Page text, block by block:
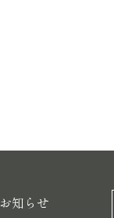
お知らせ